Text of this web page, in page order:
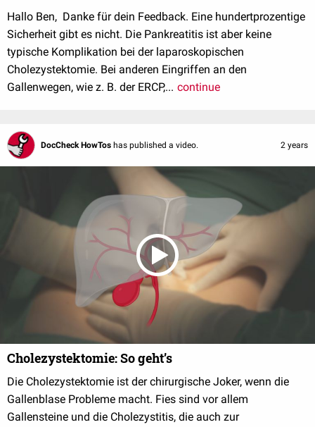
Hallo Ben, Danke für dein Feedback. Eine hundertprozentige
Sicherheit gibt es nicht. Die Pankreatitis ist aber keine
typische Komplikation bei der laparoskopischen
Cholezystektomie. Bei anderen Eingriffen an den
Gallenwegen, wie z. B. der ERCP,... continue
DocCheck HowTos has published a video. 2 years
Cholezystektomie: So geht’s
Die Cholezystektomie ist der chirurgische Joker, wenn die
Gallenblase Probleme macht. Fies sind vor allem
Gallensteine und die Cholezystitis, die auch zur